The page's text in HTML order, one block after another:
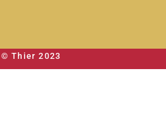
© Thier 2023